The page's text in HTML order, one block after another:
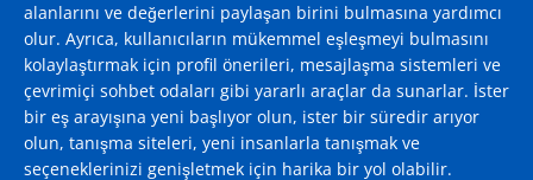
alanlarını ve değerlerini paylaşan birini bulmasına yardımcı
olur. Ayrıca, kullanıcıların mükemmel eşleşmeyi bulmasını
kolaylaştırmak için profil önerileri, mesajlaşma sistemleri ve
çevrimiçi sohbet odaları gibi yararlı araçlar da sunarlar. İster
bir eş arayışına yeni başlıyor olun, ister bir süredir arıyor
olun, tanışma siteleri, yeni insanlarla tanışmak ve
seçeneklerinizi genişletmek için harika bir yol olabilir.